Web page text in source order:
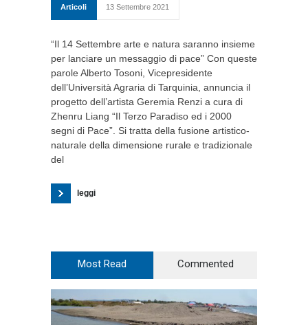
Articoli 13 Settembre 2021
“Il 14 Settembre arte e natura saranno insieme
per lanciare un messaggio di pace” Con queste
parole Alberto Tosoni, Vicepresidente
dell’Università Agraria di Tarquinia, annuncia il
progetto dell’artista Geremia Renzi a cura di
Zhenru Liang “Il Terzo Paradiso ed i 2000
segni di Pace”. Si tratta della fusione artistico-
naturale della dimensione rurale e tradizionale
del
leggi
Most Read Commented